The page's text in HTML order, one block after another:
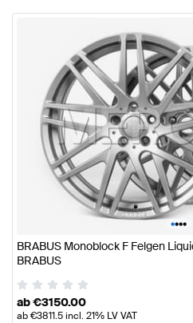
••••
BRABUS Monoblock F Felgen
BRABUS
ab€3150.00
ab€3811.5incl. 21% LV VAT